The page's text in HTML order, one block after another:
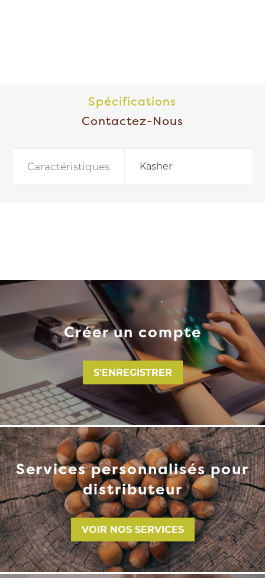
Spécifications
Contactez-Nous
Caractéristiques Kasher
Créer un compte
S'ENREGISTRER
Services personnalisés pour
distributeur
VOIR NOS SERVICES